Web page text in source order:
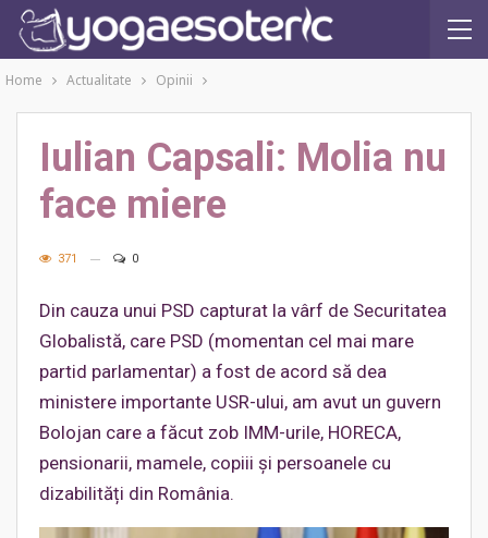
Home Actualitate Opinii
Iulian Capsali: Molia nu
face miere
371 0
Din cauza unui PSD capturat la vârf de Securitatea
Globalistă, care PSD (momentan cel mai mare
partid parlamentar) a fost de acord să dea
ministere importante USR-ului, am avut un guvern
Bolojan care a făcut zob IMM-urile, HORECA,
pensionarii, mamele, copiii și persoanele cu
dizabilități din România.